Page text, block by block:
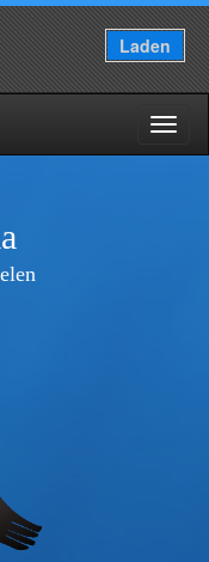
Laden